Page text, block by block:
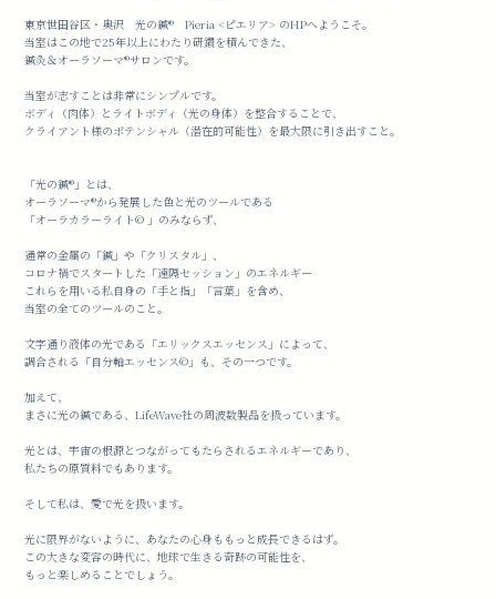
東京世田谷区・奥沢 光の鍼®️ Pieria <ピエリア> のHPへようこそ。
当室はこの地で25年以上にわたり研鑽を積んできた、
鍼灸＆オーラソーマ®︎サロンです。
当室が志すことは非常にシンプルです。
ボディ（肉体）とライトボディ（光の身体）を整合することで、
クライアント様のポテンシャル（潜在的可能性）を最大限に引き出すこと。
「光の鍼®️」とは、
オーラソーマ®️から発展した色と光のツールである
「オーラカラーライト©︎ 」のみならず、
通常の金属の「鍼」や「クリスタル」、
コロナ禍でスタートした「遠隔セッション」のエネルギー
これらを用いる私自身の「手と指」「言葉」を含め、
当室の全てのツールのこと。
文字通り液体の光である「エリックスエッセンス」によって、
調合される「自分軸エッセンス©︎」も、その一つです。
加えて、
まさに光の鍼である、LifeWave社の周波数製品を扱っています。
光とは、宇宙の根源とつながってもたらされるエネルギーであり、
私たちの原質料でもあります。
そして私は、愛で光を扱います。
光に限界がないように、あなたの心身ももっと成長できるはず。
この大きな変容の時代に、地球で生きる奇跡の可能性を、
もっと楽しめることでしょう。